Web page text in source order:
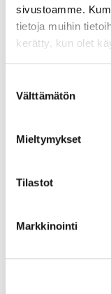
sivustoamme.
tietoja muihin
kerätty, kun olet
valinta
Välttämätön
Mieltymykset
Tilastot
Markkinointi
Rockwool Conlit 150P
30mm 600x1200mm